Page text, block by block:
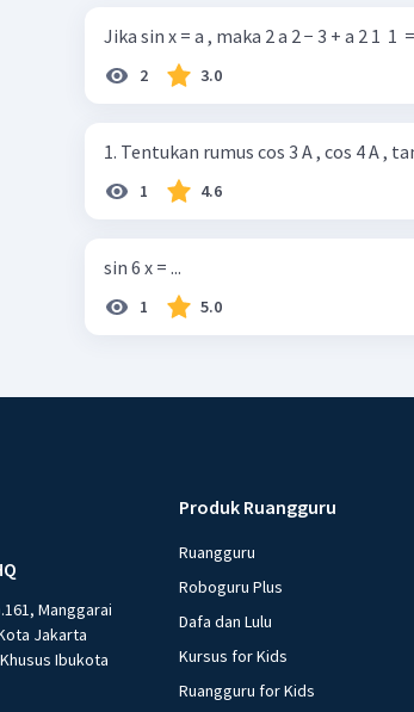
Jika sin x = a , maka 2 a 2 − 3 + a 2 1 ​ 1
2 3.0
1. Tentukan rumus cos 3 A , cos 4 A ,
1 4.6
sin 6 x = ...
1 5.0
Manggarai
Jakarta
Ibukota
Produk Ruangguru
Ruangguru
Roboguru Plus
Dafa dan Lulu
Kursus for Kids
Ruangguru for Kids